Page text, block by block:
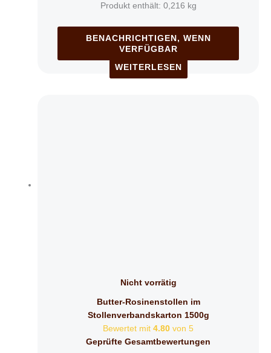
Produkt enthält: 0,216 kg
BENACHRICHTIGEN, WENN
VERFÜGBAR
WEITERLESEN
Nicht vorrätig
Butter-Rosinenstollen im
Stollenverbandskarton 1500g
Bewertet mit 4.80 von 5
Geprüfte Gesamtbewertungen